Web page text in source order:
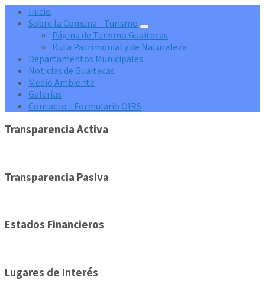
Inicio
Sobre la Comuna - Turismo
Página de Turismo Guaitecas
Ruta Patrimonial y de Naturaleza
Departamentos Municipales
Noticias de Guaitecas
Medio Ambiente
Galerías
Contacto - Formulario OIRS
Transparencia Activa
Transparencia Pasiva
Estados Financieros
Lugares de Interés